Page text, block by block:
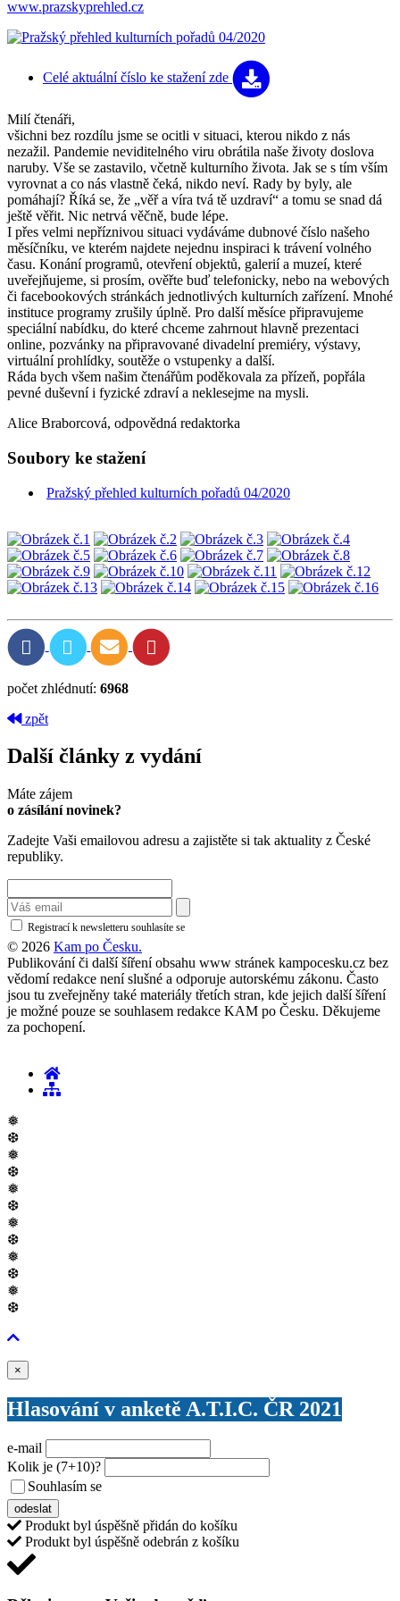
www.prazskyprehled.cz
Celé aktuální číslo ke stažení zde
Milí čtenáři,
všichni bez rozdílu jsme se ocitli v situaci, kterou nikdo z nás
nezažil. Pandemie neviditelného viru obrátila naše životy doslova
naruby. Vše se zastavilo, včetně kulturního života. Jak se s tím vším
vyrovnat a co nás vlastně čeká, nikdo neví. Rady by byly, ale
pomáhají? Říká se, že „věř a víra tvá tě uzdraví“ a tomu se snad dá
ještě věřit. Nic netrvá věčně, bude lépe.
I přes velmi nepříznivou situaci vydáváme dubnové číslo našeho
měsíčníku, ve kterém najdete nejednu inspiraci k trávení volného
času. Konání programů, otevření objektů, galerií a muzeí, které
uveřejňujeme, si prosím, ověřte buď telefonicky, nebo na webových
či facebookových stránkách jednotlivých kulturních zařízení. Mnohé
instituce programy zrušily úplně. Pro další měsíce připravujeme
speciální nabídku, do které chceme zahrnout hlavně prezentaci
online, pozvánky na připravované divadelní premiéry, výstavy,
virtuální prohlídky, soutěže o vstupenky a další.
Ráda bych všem našim čtenářům poděkovala za přízeň, popřála
pevné duševní i fyzické zdraví a neklesejme na mysli.
Alice Braborcová, odpovědná redaktorka
Soubory ke stažení
Pražský přehled kulturních pořadů 04/2020
počet zhlédnutí: 6968
zpět
Další články z vydání
Máte zájem
o zásílání novinek?
Zadejte Vaši emailovou adresu a zajistěte si tak aktuality z České
republiky.
Registrací k newsletteru souhlasíte se
© 2026 Kam po Česku.
Publikování či další šíření obsahu www stránek kampocesku.cz bez
vědomí redakce není slušné a odporuje autorskému zákonu. Často
jsou tu zveřejněny také materiály třetích stran, kde jejich další šíření
je možné pouze se souhlasem redakce KAM po Česku. Děkujeme
za pochopení.
❅
❆
❅
❆
❅
❆
❅
❆
❅
❆
❅
❆
×
Hlasování v anketě A.T.I.C. ČR 2021
e-mail
Kolik je (7+10)?
Souhlasím se
odeslat
Produkt byl úspěšně přidán do košíku
Produkt byl úspěšně odebrán z košíku